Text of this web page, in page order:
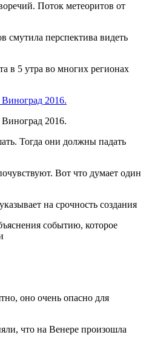
Поток метеоритов от
смутила перспектива видеть
в 5 утра во многих регионах
2016.
2016.
Тогда они должны падать
Вот что думает один
на срочность создания
событию, которое
оно очень опасно для
что на Венере произошла